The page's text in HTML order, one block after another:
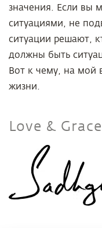
значения. Если вы
ситуациями, не
ситуации решают,
должны быть
Вот к чему, на мой
жизни.
Love & Grace